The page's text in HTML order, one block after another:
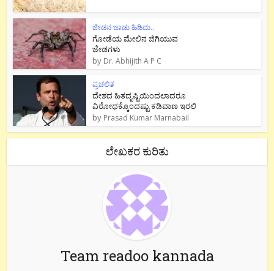
ಜೇಡನ ಜಾಡು ಹಿಡಿದು..
ಗೋಡೆಯ ಮೇಲಿನ ಜಿಗಿಯುವ
ಜೇಡಗಳು
by Dr. Abhijith A P C
ಪ್ರಚಲಿತ
ದೇಶದ ಹಿತದೃಷ್ಟಿಯಿಂದಲಾದರೂ
ವಿರೋಧಕ್ಕೊಂದಷ್ಟು ಕಡಿವಾಣ ಇರಲಿ
by Prasad Kumar Marnabail
ಲೇಖಕರ ಕುರಿತು
Team readoo kannada